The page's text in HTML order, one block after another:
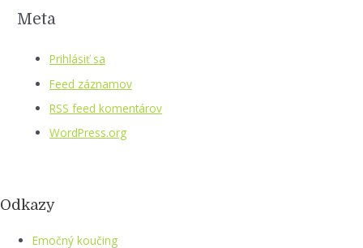
Meta
Prihlásiť sa
Feed záznamov
RSS feed komentárov
WordPress.org
Odkazy
Emočný koučing